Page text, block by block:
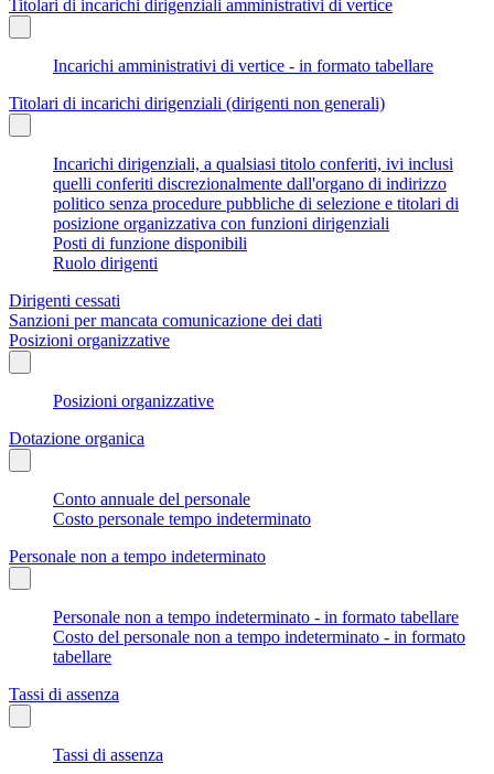
Titolari di incarichi dirigenziali amministrativi di vertice
Incarichi amministrativi di vertice - in formato tabellare
Titolari di incarichi dirigenziali (dirigenti non generali)
Incarichi dirigenziali, a qualsiasi titolo conferiti, ivi inclusi
quelli conferiti discrezionalmente dall'organo di indirizzo
politico senza procedure pubbliche di selezione e titolari di
posizione organizzativa con funzioni dirigenziali
Posti di funzione disponibili
Ruolo dirigenti
Dirigenti cessati
Sanzioni per mancata comunicazione dei dati
Posizioni organizzative
Posizioni organizzative
Dotazione organica
Conto annuale del personale
Costo personale tempo indeterminato
Personale non a tempo indeterminato
Personale non a tempo indeterminato - in formato tabellare
Costo del personale non a tempo indeterminato - in formato
tabellare
Tassi di assenza
Tassi di assenza